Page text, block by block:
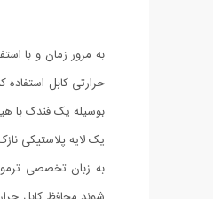
به مرور زمان و با
حرارتی کابل
بوسیله یک فندک با
یک لایه پلاستیکی